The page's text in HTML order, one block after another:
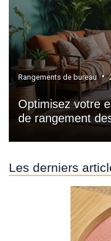
Rangements de bureau •
Optimisez votre
de rangement
Les derniers